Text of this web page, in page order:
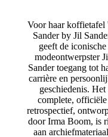
Voor haar koffietafel
Sander by Jil
geeft de iconische
modeontwerpster
Sander toegang tot
carrière en
geschiedenis. Het
complete, officiële
retrospectief,
door Irma Boom, is
aan